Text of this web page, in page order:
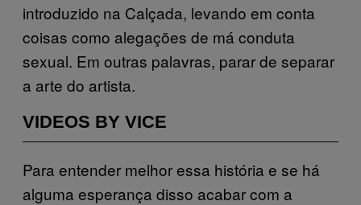
introduzido na Calçada, levando em conta
coisas como alegações de má conduta
sexual. Em outras palavras, parar de separar
a arte do artista.
VIDEOS BY VICE
Para entender melhor essa história e se há
alguma esperança disso acabar com a